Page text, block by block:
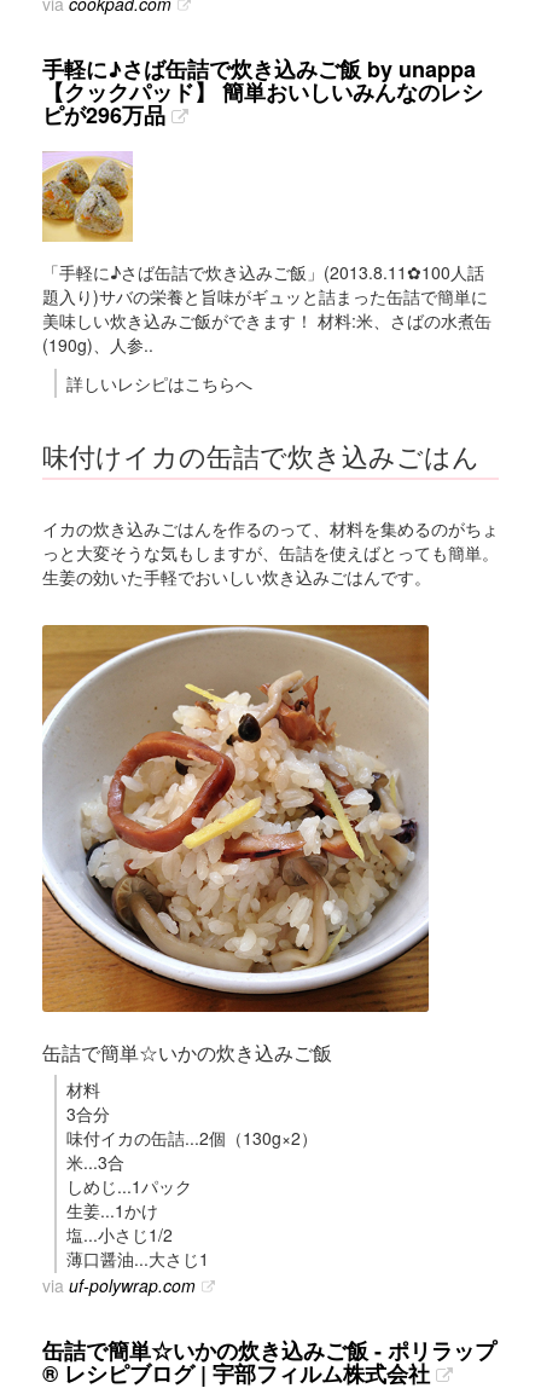
手軽に♪さば缶詰で炊き込みご飯 by unappa
【クックパッド】 簡単おいしいみんなのレシ
ピが296万品
「手軽に♪さば缶詰で炊き込みご飯」(2013.8.11✿100人話
題入り)サバの栄養と旨味がギュッと詰まった缶詰で簡単に
美味しい炊き込みご飯ができます！ 材料:米、さばの水煮缶
(190g)、人参..
詳しいレシピはこちらへ
味付けイカの缶詰で炊き込みごはん
イカの炊き込みごはんを作るのって、材料を集めるのがちょ
っと大変そうな気もしますが、缶詰を使えばとっても簡単。
生姜の効いた手軽でおいしい炊き込みごはんです。
缶詰で簡単☆いかの炊き込みご飯
材料
3合分
味付イカの缶詰...2個（130g×2）
米...3合
しめじ...1パック
生姜...1かけ
塩...小さじ1/2
薄口醤油...大さじ1
via uf-polywrap.com
缶詰で簡単☆いかの炊き込みご飯 - ポリラップ
® レシピブログ | 宇部フィルム株式会社